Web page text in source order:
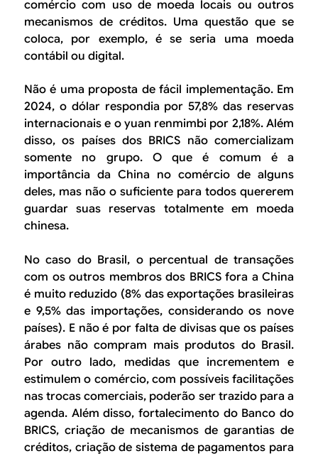
comércio com uso de moeda locais ou outros
mecanismos de créditos. Uma questão que se
coloca, por exemplo, é se seria uma moeda
contábil ou digital.
Não é uma proposta de fácil implementação. Em
2024, o dólar respondia por 57,8% das reservas
internacionais e o yuan renmimbi por 2,18%. Além
disso, os países dos BRICS não comercializam
somente no grupo. O que é comum é a
importância da China no comércio de alguns
deles, mas não o suficiente para todos quererem
guardar suas reservas totalmente em moeda
chinesa.
No caso do Brasil, o percentual de transações
com os outros membros dos BRICS fora a China
é muito reduzido (8% das exportações brasileiras
e 9,5% das importações, considerando os nove
países). E não é por falta de divisas que os países
árabes não compram mais produtos do Brasil.
Por outro lado, medidas que incrementem e
estimulem o comércio, com possíveis facilitações
nas trocas comerciais, poderão ser trazido para a
agenda. Além disso, fortalecimento do Banco do
BRICS, criação de mecanismos de garantias de
créditos, criação de sistema de pagamentos para